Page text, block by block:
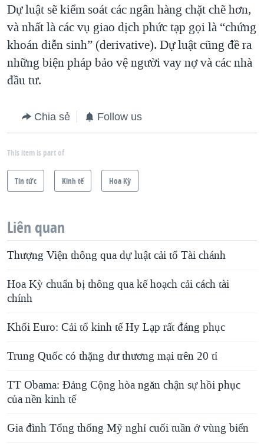
Dự luật sẽ kiểm soát các ngân hàng chặt chẽ hơn,
và nhất là các vụ giao dịch phức tạp gọi là “chứng
khoán diễn sinh” (derivative). Dự luật cũng đề ra
những biện pháp bảo vệ người vay nợ và các nhà
đầu tư.
Chia sẻ Follow us
This item is part of
Tin tức Kinh tế Hoa Kỳ
Liên quan
Thượng Viện thông qua dự luật cải tổ Tài chánh
Hoa Kỳ chuẩn bị thông qua kế hoạch cải cách tài
chính
Khối Euro: Cải tổ kinh tế Hy Lạp rất đáng phục
Trung Quốc có thặng dư thương mại trên 20 tỉ
TT Obama: Đảng Cộng hòa ngăn chận sự hồi phục
của nền kinh tế
Gia đình Tổng thống Mỹ nghỉ cuối tuần ở vùng biển